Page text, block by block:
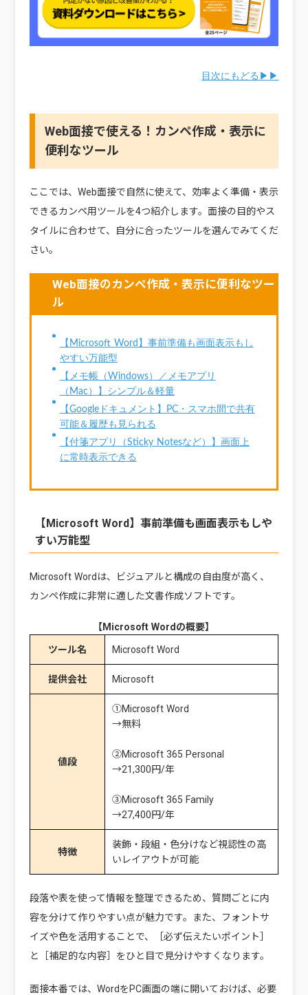
目次にもどる▶▶
Web面接で使える！カンペ作成・表示に
便利なツール
ここでは、Web面接で自然に使えて、効率よく準備・表示
できるカンペ用ツールを4つ紹介します。面接の目的やス
タイルに合わせて、自分に合ったツールを選んでみてくだ
さい。
Web面接のカンペ作成・表示に便利なツー
ル
【Microsoft Word】事前準備も画面表示もし
やすい万能型
【メモ帳（Windows）／メモアプリ
（Mac）】シンプル＆軽量
【Googleドキュメント】PC・スマホ間で共有
可能＆履歴も見られる
【付箋アプリ（Sticky Notesなど）】画面上
に常時表示できる
【Microsoft Word】事前準備も画面表示もしや
すい万能型
Microsoft Wordは、ビジュアルと構成の自由度が高く、
カンペ作成に非常に適した文書作成ソフトです。
【Microsoft Wordの概要】
ツール名 Microsoft Word
提供会社 Microsoft
値段
①Microsoft Word
→無料
②Microsoft 365 Personal
→21,300円/年
③Microsoft 365 Family
→27,400円/年
特徴
装飾・段組・色分けなど視認性の高
いレイアウトが可能
段落や表を使って情報を整理できるため、質問ごとに内
容を分けて作りやすい点が魅力です。また、フォントサ
イズや色を活用することで、［必ず伝えたいポイント］
と［補足的な内容］をひと目で見分けやすくなります。
面接本番では、WordをPC画面の端に開いておけば、必要